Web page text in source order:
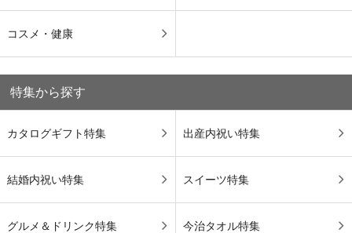
コスメ・健康
特集から探す
カタログギフト特集 出産内祝い特集
結婚内祝い特集 スイーツ特集
グルメ＆ドリンク特集 今治タオル特集